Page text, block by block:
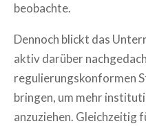
beobachte.
Dennoch blickt das
aktiv darüber
regulierungskonformen
bringen, um mehr
anzuziehen. Gleichzeitig